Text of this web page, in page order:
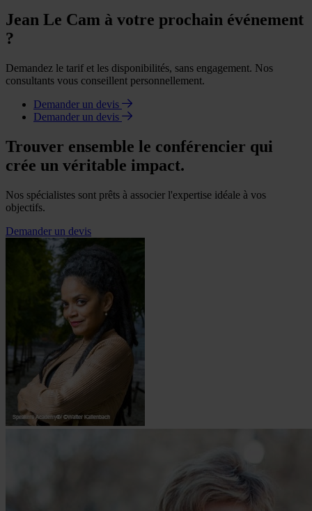
Jean Le Cam à votre prochain événement
?
Demandez le tarif et les disponibilités, sans engagement. Nos
consultants vous conseillent personnellement.
Demander un devis
Demander un devis
Trouver ensemble le conférencier qui
crée un véritable impact.
Nos spécialistes sont prêts à associer l'expertise idéale à vos
objectifs.
Demander un devis